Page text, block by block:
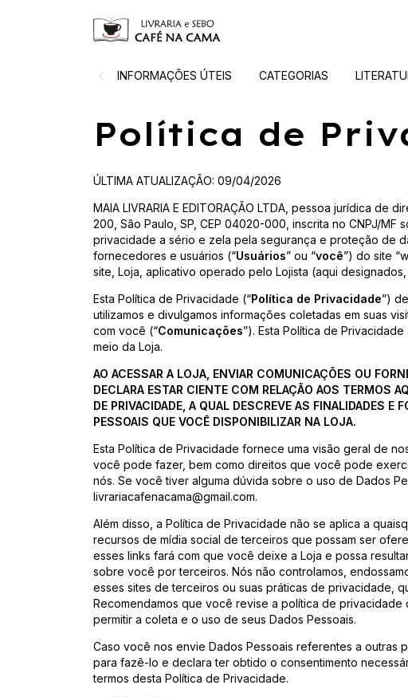
INFORMAÇÕES ÚTEIS CATEGORIAS
Política de
ÚLTIMA ATUALIZAÇÃO: 09/04/2026
MAIA LIVRARIA E EDITORAÇÃO LTDA, pessoa jurídica de
200, São Paulo, SP, CEP 04020-000, inscrita no CNPJ/MF
privacidade a sério e zela pela segurança e proteção de
fornecedores e usuários (“Usuários” ou “você”) do site
site, Loja, aplicativo operado pelo Lojista (aqui designados,
Esta Política de Privacidade (“Política de Privacidade”)
utilizamos e divulgamos informações coletadas em suas
com você (“Comunicações”). Esta Política de
meio da Loja.
AO ACESSAR A LOJA, ENVIAR COMUNICAÇÕES OU
DECLARA ESTAR CIENTE COM RELAÇÃO AOS TERMOS
DE PRIVACIDADE, A QUAL DESCREVE AS FINALIDADES E
PESSOAIS QUE VOCÊ DISPONIBILIZAR NA LOJA.
Esta Política de Privacidade fornece uma visão geral de
você pode fazer, bem como direitos que você pode
nós. Se você tiver alguma dúvida sobre o uso de Dados
livrariacafenacama@gmail.com.
Além disso, a Política de Privacidade não se aplica a
recursos de mídia social de terceiros que possam ser
esses links fará com que você deixe a Loja e possa
sobre você por terceiros. Nós não controlamos,
esses sites de terceiros ou suas práticas de privacidade,
Recomendamos que você revise a política de
permitir a coleta e o uso de seus Dados Pessoais.
Caso você nos envie Dados Pessoais referentes a outras
para fazê-lo e declara ter obtido o consentimento
termos desta Política de Privacidade.